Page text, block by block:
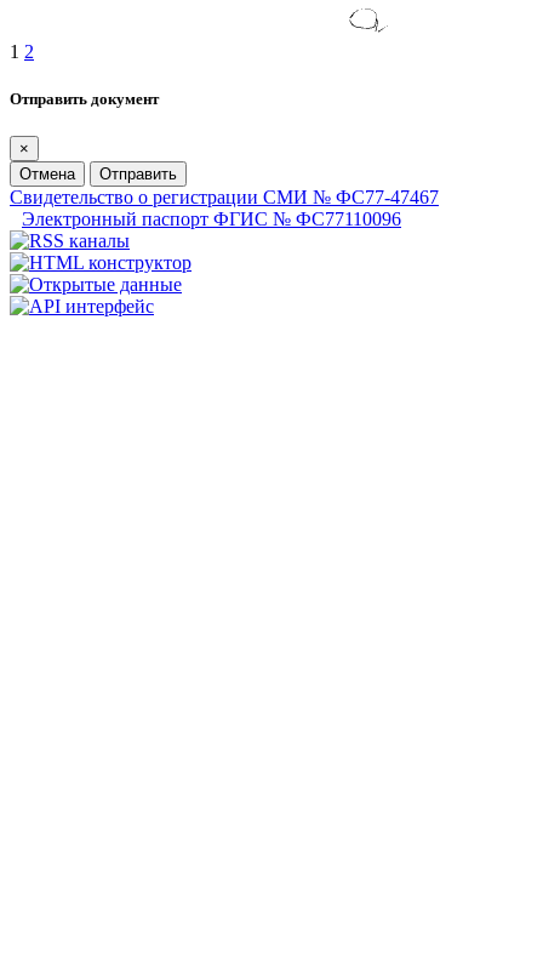
1 2
Отправить документ
×
Отмена
Отправить
Свидетельство о регистрации СМИ № ФС77-47467
Электронный паспорт ФГИС № ФС77110096